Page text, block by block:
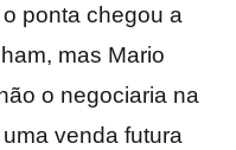
ponta chegou a
mas Mario
o negociaria na
venda futura